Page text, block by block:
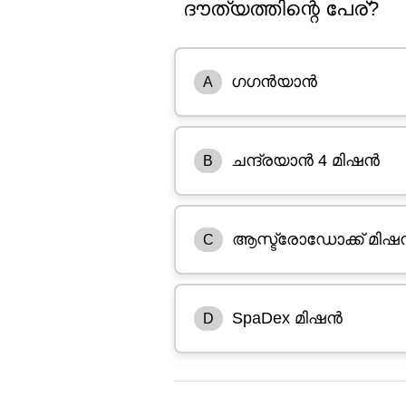
ദൗത്യത്തിന്റെ പേര്?
A ഗഗൻയാൻ
B ചന്ദ്രയാൻ 4 മിഷൻ
C ആസ്ട്രോഡോക്ക്
D SpaDex മിഷൻ